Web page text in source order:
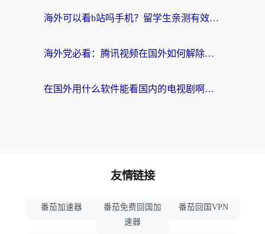
海外可以看b站吗手机？留学生亲测有效的回国加速指南
海外党必看：腾讯视频在国外如何解除地域限制？附优酷咪咕使用指南
在国外用什么软件能看国内的电视剧啊？留学生亲测有效的回国加速方案
友情链接
番茄加速器
番茄免费回国加
速器
番茄回国VPN